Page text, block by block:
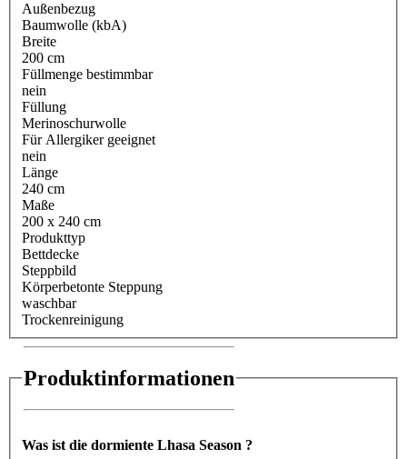
Außenbezug
Baumwolle (kbA)
Breite
200 cm
Füllmenge bestimmbar
nein
Füllung
Merinoschurwolle
Für Allergiker geeignet
nein
Länge
240 cm
Maße
200 x 240 cm
Produkttyp
Bettdecke
Steppbild
Körperbetonte Steppung
waschbar
Trockenreinigung
Produktinformationen
Was ist die dormiente Lhasa Season ?